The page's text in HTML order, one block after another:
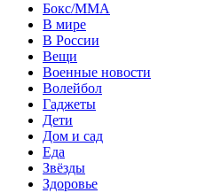
Бокс/MMA
В мире
В России
Вещи
Военные новости
Волейбол
Гаджеты
Дети
Дом и сад
Еда
Звёзды
Здоровье